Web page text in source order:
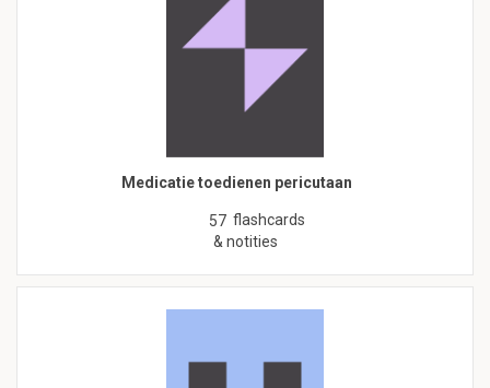
Medicatie toedienen pericutaan
57 flashcards
& notities